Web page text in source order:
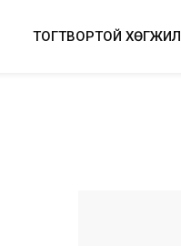
ТОГТВОРТОЙ ХӨГЖИЛ